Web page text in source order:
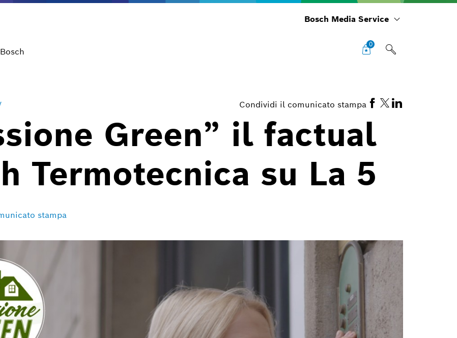
Bosch Media Service
0
Condividi il comunicato stampa
Green” il factual
Termotecnica su La 5
stampa